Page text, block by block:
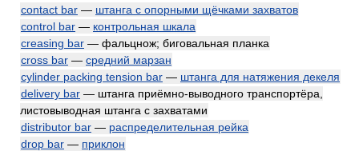
contact bar — штанга с опорными щёчками захватов
control bar — контрольная шкала
creasing bar — фальцнож; биговальная планка
cross bar — средний марзан
cylinder packing tension bar — штанга для натяжения декеля
delivery bar — штанга приёмно-выводного транспортёра,
листовыводная штанга с захватами
distributor bar — распределительная рейка
drop bar — приклон